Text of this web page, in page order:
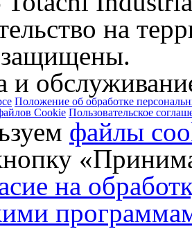
на
защищены.
и
Положение об обработке
Cookie Пользовательское
файлы
на